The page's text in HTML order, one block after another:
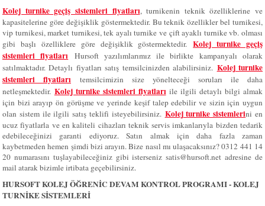
Kolej turnike geçiş sistemleri fiyatları, turnikenin teknik özelliklerine ve
kapasitelerine göre değişiklik göstermektedir. Bu teknik özellikler bel turnikesi,
vip turnikesi, market turnikesi, tek ayalı turnike ve çift ayaklı turnike vb. olması
gibi başlı özelliklere göre değişiklik göstermektedir.Kolej turnike geçiş
sistemleri fiyatları Hursoft yazılımlarımız ile birlikte kampanyalı olarak
satılmaktadır. Detaylı fiyatları satış temsilcinizden alabilirsiniz. Kolej turnike
sistemleri fiyatları temsilcimizin size yönelteceği soruları ile daha
netleşmektedir. Kolej turnike sistemleri fiyatlarıile ilgili detaylı bilgi almak
için bizi arayıp ön görüşme ve yerinde keşif talep edebilir ve sizin için uygun
olan sistem ile ilgili satış teklifi isteyebilirsiniz. Kolej turnike sistemlerini en
ucuz fiyatlarla ve en kaliteli cihazları teknik servis imkanlarıyla bizden tedarik
edebileceğinizi garanti ediyoruz. Satın almak için daha fazla zaman
kaybetmeden hemen şimdi bizi arayın. Bize nasıl mı ulaşacaksınız? 0312 441 14
20 numarasını tuşlayabileceğiniz gibi isterseniz satis@hursoft.net adresine de
mail atarak bizimle irtibata geçebilirsiniz.
HURSOFT KOLEJ ÖĞRENİC DEVAM KONTROL PROGRAMI - KOLEJ
TURNİKE SİSTEMLERİ